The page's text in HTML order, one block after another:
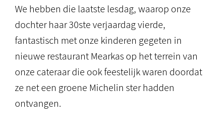
We hebben die laatste lesdag, waarop onze
dochter haar 30ste verjaardag vierde,
fantastisch met onze kinderen gegeten in
nieuwe restaurant Mearkas op het terrein van
onze cateraar die ook feestelijk waren doordat
ze net een groene Michelin ster hadden
ontvangen.